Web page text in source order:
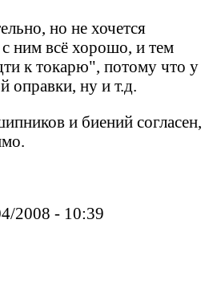
но не хочется
ним всё хорошо, и тем
к токарю", потому что у
оправки, ну и т.д.
и биений согласен,
2008 - 10:39